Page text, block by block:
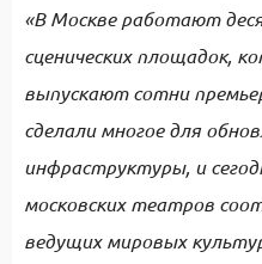
«В Москве работают
сценических площадок,
выпускают сотни
сделали многое для
инфраструктуры, и
московских театров
ведущих мировых